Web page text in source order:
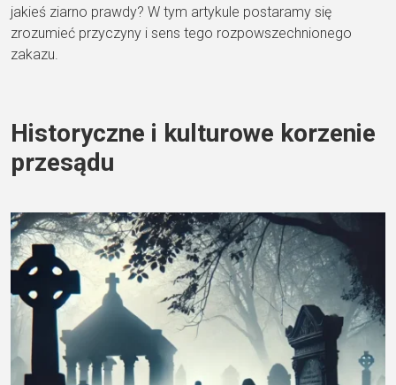
jakieś ziarno prawdy? W tym artykule postaramy się
zrozumieć przyczyny i sens tego rozpowszechnionego
zakazu.
Historyczne i kulturowe korzenie
przesądu